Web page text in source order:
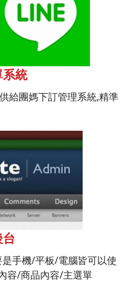
統
給團媽下訂管理系統,精準
手機/平板/電腦皆可以使
容/商品內容/主選單